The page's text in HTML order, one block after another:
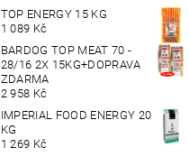
TOP ENERGY 15 KG
1 089 Kč
BARDOG TOP MEAT 70 -
28/16 2X 15KG+DOPRAVA
ZDARMA
2 958 Kč
IMPERIAL FOOD ENERGY 20
KG
1 269 Kč